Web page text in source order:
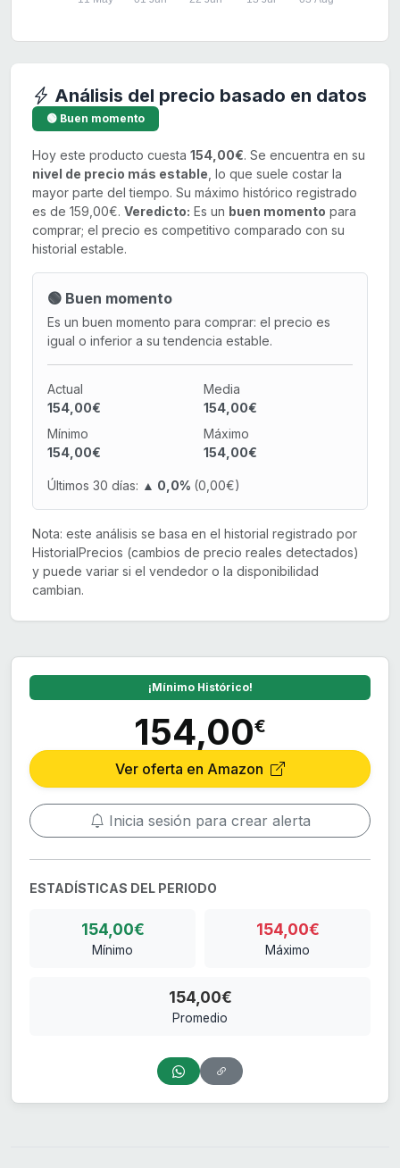
Análisis del precio basado en datos
🟢 Buen momento
Hoy este producto cuesta 154,00€. Se encuentra en su
nivel de precio más estable , lo que suele costar la
mayor parte del tiempo. Su máximo histórico registrado
es de 159,00€. Veredicto: Es un buen momento para
comprar; el precio es competitivo comparado con su
historial estable.
🟢 Buen momento
Es un buen momento para comprar: el precio es
igual o inferior a su tendencia estable.
Actual
154,00€
Media
154,00€
Mínimo
154,00€
Máximo
154,00€
Últimos 30 días: ▲ 0,0% (0,00€)
Nota: este análisis se basa en el historial registrado por
HistorialPrecios (cambios de precio reales detectados)
y puede variar si el vendedor o la disponibilidad
cambian.
¡Mínimo Histórico!
154,00€
Ver oferta en Amazon
Inicia sesión para crear alerta
ESTADÍSTICAS DEL PERIODO
154,00€
Mínimo
154,00€
Máximo
154,00€
Promedio